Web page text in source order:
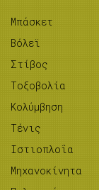
Μπάσκετ
Βόλεϊ
Στίβος
Tοξοβολία
Κολύμβηση
Τένις
Ιστιοπλοΐα
Μηχανοκίνητα